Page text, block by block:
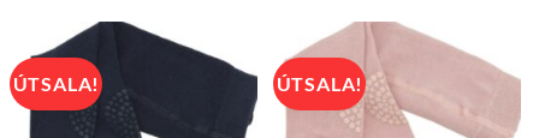
ÚTSALA! ÚTSALA!